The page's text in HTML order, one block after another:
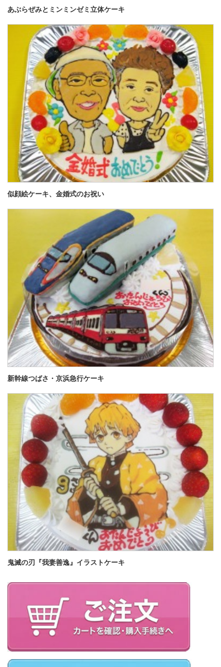
あぶらぜみとミンミンゼミ立体ケーキ
似顔絵ケーキ、金婚式のお祝い
新幹線つばさ・京浜急行ケーキ
鬼滅の刃『我妻善逸』イラストケーキ